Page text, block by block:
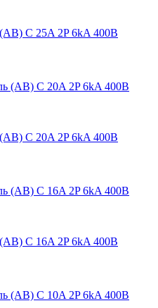
C 25A 2P 6kA 400В
C 20A 2P 6kA 400В
C 16A 2P 6kA 400В